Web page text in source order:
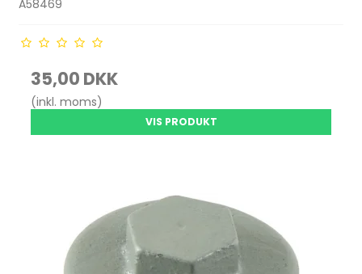
A58469
35,00 DKK
(inkl. moms)
VIS PRODUKT